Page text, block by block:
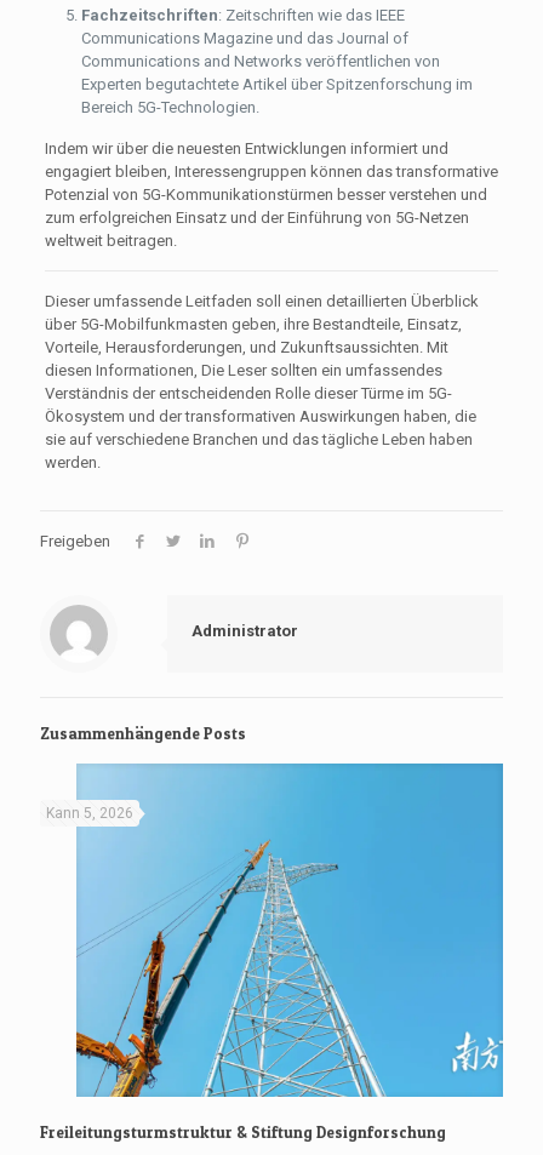
Fachzeitschriften: Zeitschriften wie das IEEE
Communications Magazine und das Journal of
Communications and Networks veröffentlichen von
Experten begutachtete Artikel über Spitzenforschung im
Bereich 5G-Technologien.
Indem wir über die neuesten Entwicklungen informiert und
engagiert bleiben, Interessengruppen können das transformative
Potenzial von 5G-Kommunikationstürmen besser verstehen und
zum erfolgreichen Einsatz und der Einführung von 5G-Netzen
weltweit beitragen.
Dieser umfassende Leitfaden soll einen detaillierten Überblick
über 5G-Mobilfunkmasten geben, ihre Bestandteile, Einsatz,
Vorteile, Herausforderungen, und Zukunftsaussichten. Mit
diesen Informationen, Die Leser sollten ein umfassendes
Verständnis der entscheidenden Rolle dieser Türme im 5G-
Ökosystem und der transformativen Auswirkungen haben, die
sie auf verschiedene Branchen und das tägliche Leben haben
werden.
Freigeben
Administrator
Zusammenhängende Posts
Kann 5, 2026
Freileitungsturmstruktur & Stiftung Designforschung